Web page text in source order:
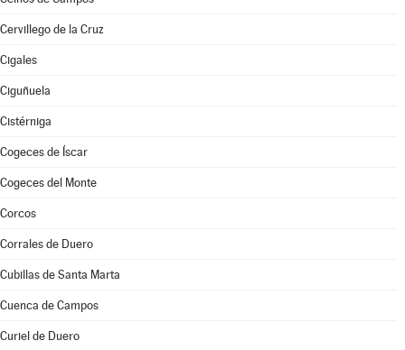
Cervillego de la Cruz
Cigales
Ciguñuela
Cistérniga
Cogeces de Íscar
Cogeces del Monte
Corcos
Corrales de Duero
Cubillas de Santa Marta
Cuenca de Campos
Curiel de Duero